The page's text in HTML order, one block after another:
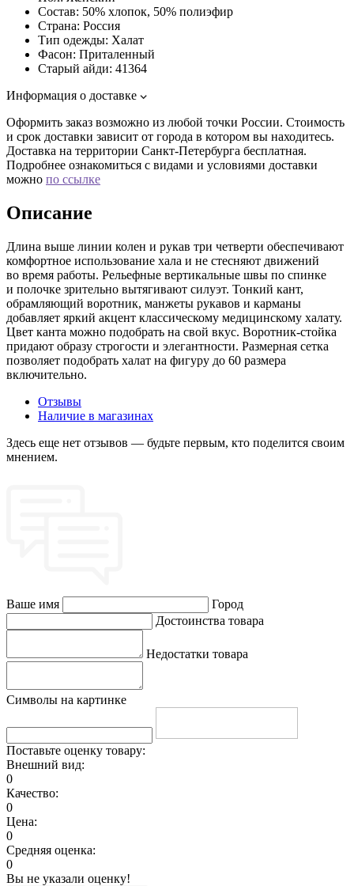
Состав: 50% хлопок, 50% полиэфир
Страна: Россия
Тип одежды: Халат
Фасон: Приталенный
Старый айди: 41364
Информация о доставке
Оформить заказ возможно из любой точки России. Стоимость
и срок доставки зависит от города в котором вы находитесь.
Доставка на территории Санкт-Петербурга бесплатная.
Подробнее ознакомиться с видами и условиями доставки
можно по ссылке
Описание
Длина выше линии колен и рукав три четверти обеспечивают
комфортное использование хала и не стесняют движений
во время работы. Рельефные вертикальные швы по спинке
и полочке зрительно вытягивают силуэт. Тонкий кант,
обрамляющий воротник, манжеты рукавов и карманы
добавляет яркий акцент классическому медицинскому халату.
Цвет канта можно подобрать на свой вкус. Воротник-стойка
придают образу строгости и элегантности. Размерная сетка
позволяет подобрать халат на фигуру до 60 размера
включительно.
Отзывы
Наличие в магазинах
Здесь еще нет отзывов — будьте первым, кто поделится своим
мнением.
Ваше имя
Город
Достоинства товара
Недостатки товара
Символы на картинке
Поставьте оценку товару:
Внешний вид:
0
Качество:
0
Цена:
0
Средняя оценка:
0
Вы не указали оценку!